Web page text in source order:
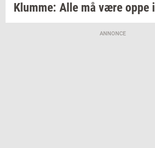
Klum­me: Alle må være oppe i
ANNONCE